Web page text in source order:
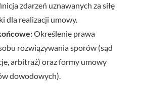
zdarzeń uznawanych za siłę
dla realizacji umowy.
Określenie prawa
rozwiązywania sporów (sąd
arbitraż) oraz formy umowy
dowodowych).